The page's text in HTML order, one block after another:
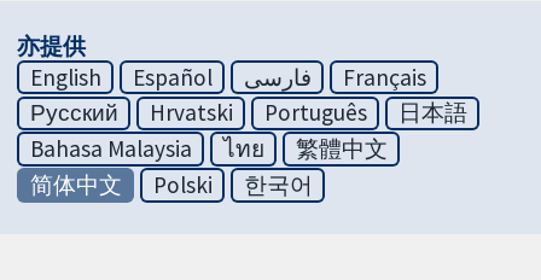
亦提供
English
Español فارسی
Français
Русский
Hrvatski Português
日本語
Bahasa Malaysia
ไทย
繁體中文
简体中文
Polski 한국어